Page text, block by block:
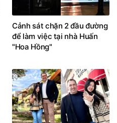
Cảnh sát chặn 2 đầu đường
để làm việc tại nhà Huấn
"Hoa Hồng"